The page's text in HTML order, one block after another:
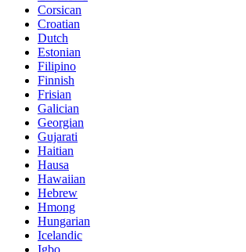
Corsican
Croatian
Dutch
Estonian
Filipino
Finnish
Frisian
Galician
Georgian
Gujarati
Haitian
Hausa
Hawaiian
Hebrew
Hmong
Hungarian
Icelandic